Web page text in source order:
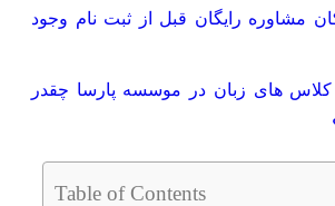
مشاوره رایگان قبل از ثبت نام وجود
کلاس های زبان در موسسه پارسا چقدر
Table of Contents